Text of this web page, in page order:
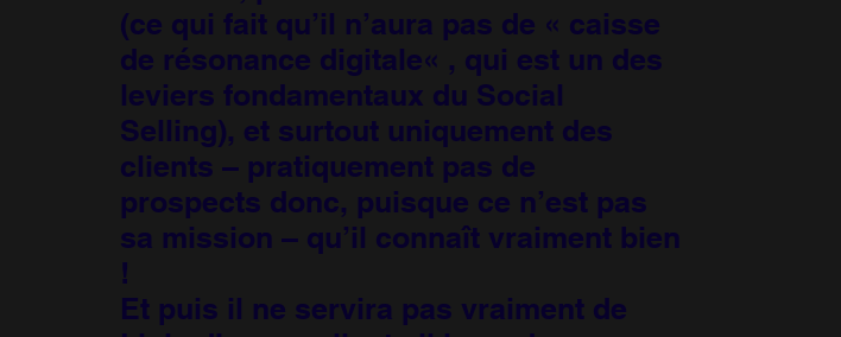
(ce qui fait qu’il n’aura pas de « caisse
de résonance digitale« , qui est un des
leviers fondamentaux du Social
Selling), et surtout uniquement des
clients – pratiquement pas de
prospects donc, puisque ce n’est pas
sa mission – qu’il connaît vraiment bien
!
Et puis il ne servira pas vraiment de